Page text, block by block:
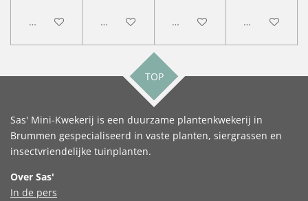
Uitgeschakeld Uitgeschakeld Uitgeschakeld Uitgeschakeld
TOP
Sas' Mini-Kwekerij is een duurzame plantenkwekerij in
Brummen gespecialiseerd in vaste planten, siergrassen en
insectvriendelijke tuinplanten.
Over Sas'
In de pers